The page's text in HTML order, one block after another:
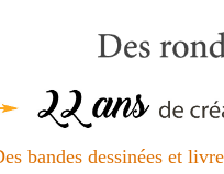
bandes dessinées et